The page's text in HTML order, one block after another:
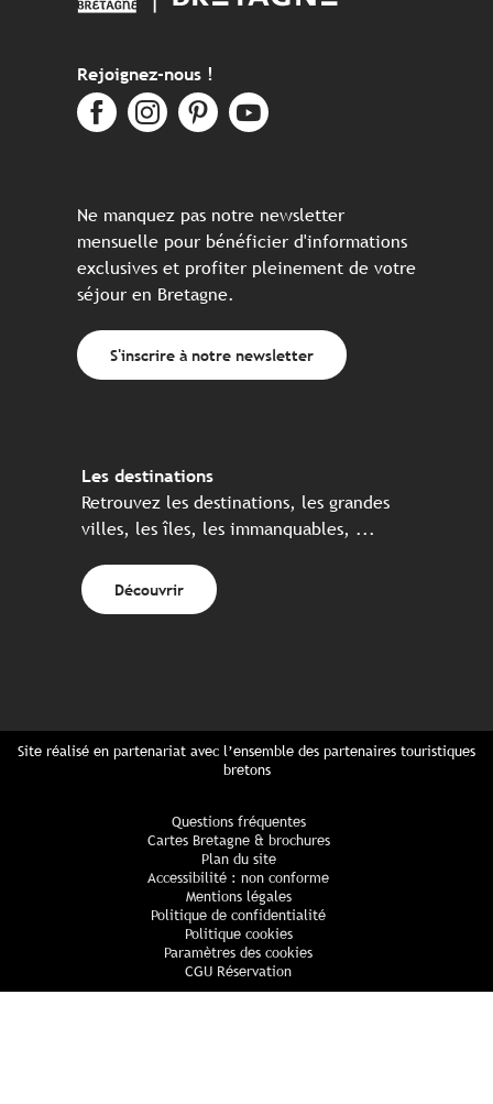
Rejoignez-nous !
Ne manquez pas notre newsletter
mensuelle pour bénéficier d'informations
exclusives et profiter pleinement de votre
séjour en Bretagne.
S'inscrire à notre newsletter
Les destinations
Retrouvez les destinations, les grandes
villes, les îles, les immanquables, ...
Découvrir
Site réalisé en partenariat avec l’ensemble des partenaires touristiques
bretons
Questions fréquentes
Cartes Bretagne & brochures
Plan du site
Accessibilité : non conforme
Mentions légales
Politique de confidentialité
Politique cookies
Paramètres des cookies
CGU Réservation